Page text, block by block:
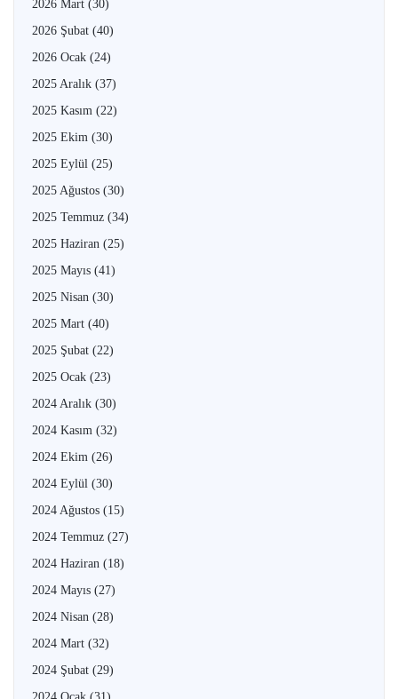
2026 Mart (30)
2026 Şubat (40)
2026 Ocak (24)
2025 Aralık (37)
2025 Kasım (22)
2025 Ekim (30)
2025 Eylül (25)
2025 Ağustos (30)
2025 Temmuz (34)
2025 Haziran (25)
2025 Mayıs (41)
2025 Nisan (30)
2025 Mart (40)
2025 Şubat (22)
2025 Ocak (23)
2024 Aralık (30)
2024 Kasım (32)
2024 Ekim (26)
2024 Eylül (30)
2024 Ağustos (15)
2024 Temmuz (27)
2024 Haziran (18)
2024 Mayıs (27)
2024 Nisan (28)
2024 Mart (32)
2024 Şubat (29)